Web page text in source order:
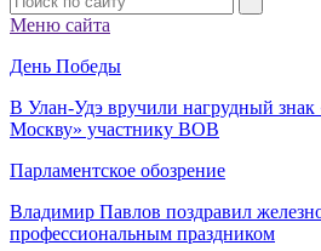
Меню сайта
День Победы
В Улан-Удэ вручили нагрудный знак
Москву» участнику ВОВ
Парламентское обозрение
Владимир Павлов поздравил
профессиональным праздником